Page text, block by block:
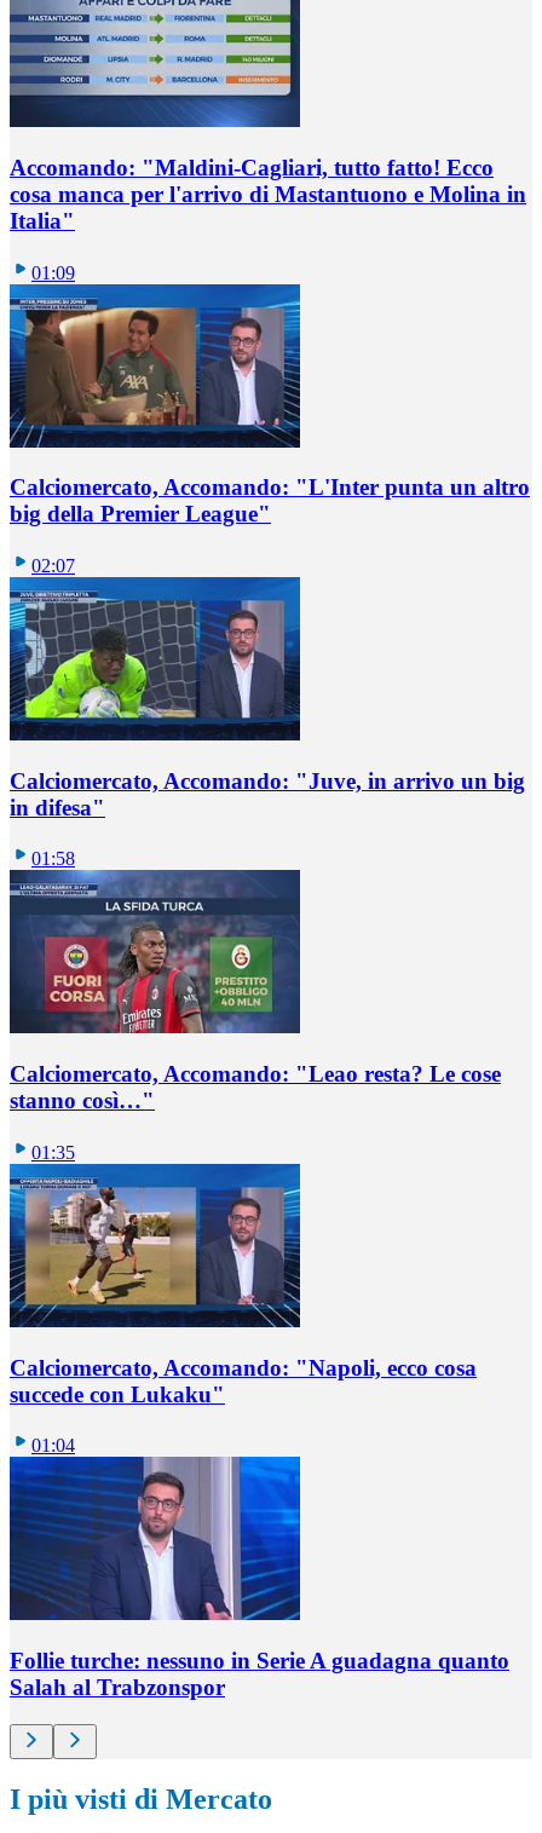
Accomando: "Maldini-Cagliari, tutto fatto! Ecco
cosa manca per l'arrivo di Mastantuono e Molina in
Italia"
01:09
Calciomercato, Accomando: "L'Inter punta un altro
big della Premier League"
02:07
Calciomercato, Accomando: "Juve, in arrivo un big
in difesa"
01:58
Calciomercato, Accomando: "Leao resta? Le cose
stanno così…"
01:35
Calciomercato, Accomando: "Napoli, ecco cosa
succede con Lukaku"
01:04
Follie turche: nessuno in Serie A guadagna quanto
Salah al Trabzonspor
I più visti di Mercato